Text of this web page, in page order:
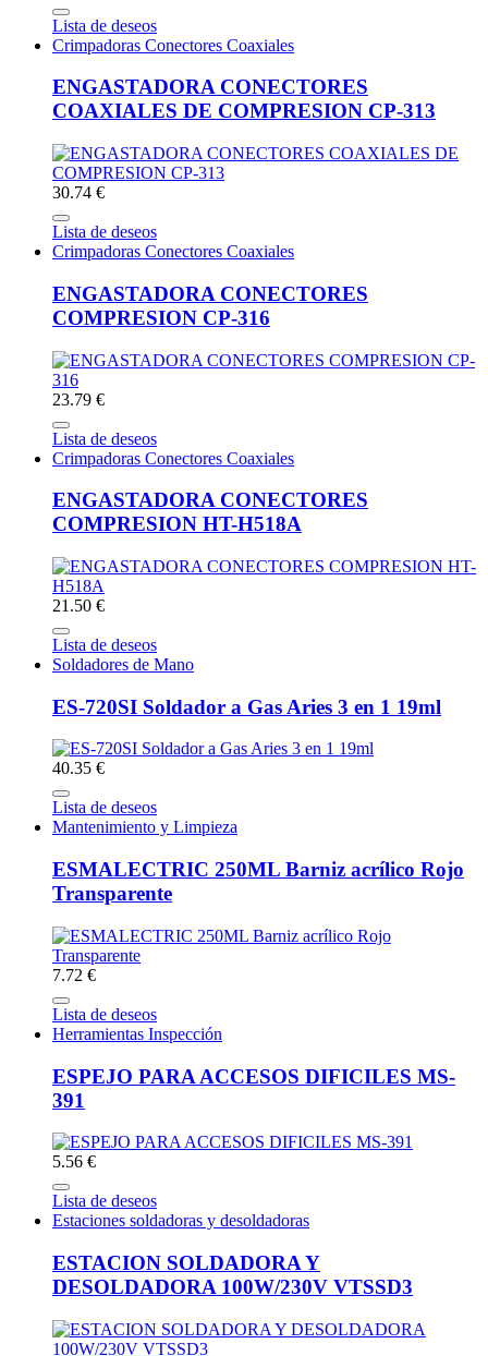
Lista de deseos
Crimpadoras Conectores Coaxiales
ENGASTADORA CONECTORES
COAXIALES DE COMPRESION CP-313
30.74 €
Lista de deseos
Crimpadoras Conectores Coaxiales
ENGASTADORA CONECTORES
COMPRESION CP-316
23.79 €
Lista de deseos
Crimpadoras Conectores Coaxiales
ENGASTADORA CONECTORES
COMPRESION HT-H518A
21.50 €
Lista de deseos
Soldadores de Mano
ES-720SI Soldador a Gas Aries 3 en 1 19ml
40.35 €
Lista de deseos
Mantenimiento y Limpieza
ESMALECTRIC 250ML Barniz acrílico Rojo
Transparente
7.72 €
Lista de deseos
Herramientas Inspección
ESPEJO PARA ACCESOS DIFICILES MS-
391
5.56 €
Lista de deseos
Estaciones soldadoras y desoldadoras
ESTACION SOLDADORA Y
DESOLDADORA 100W/230V VTSSD3